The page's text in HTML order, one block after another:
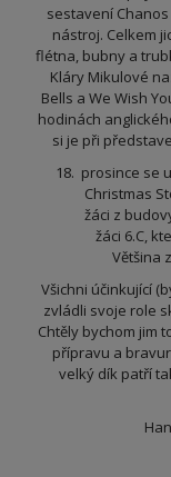
sestavení
nástroj. Celkem
flétna, bubny a
Kláry Mikulové
Bells a We Wish
hodinách
si je při
prosince se
Christmas
žáci z
žáci 6.C,
Většina
Všichni účinkující
zvládli svoje role
Chtěly bychom jim
přípravu a
velký dík patří